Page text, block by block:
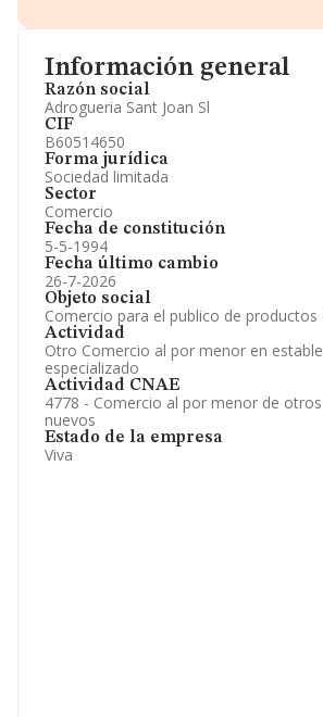
Información general
Razón social
Adrogueria Sant Joan Sl
CIF
B60514650
Forma jurídica
Sociedad limitada
Sector
Comercio
Fecha de constitución
5-5-1994
Fecha último cambio
26-7-2026
Objeto social
Comercio para el publico de productos
Actividad
Otro Comercio al por menor en
especializado
Actividad CNAE
4778 - Comercio al por menor de
nuevos
Estado de la empresa
Viva
Información oficial y registral